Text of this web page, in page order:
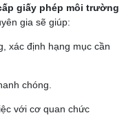
giấy phép môi trường
gia sẽ giúp:
xác định hạng mục cần
chóng.
với cơ quan chức